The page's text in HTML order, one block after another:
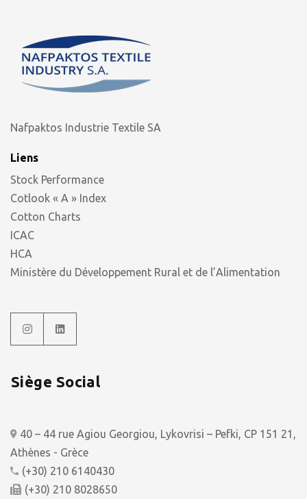
Nafpaktos Industrie Textile SA
Liens
Stock Performance
Cotlook « A » Index
Cotton Charts
ICAC
HCA
Ministère du Développement Rural et de l’Alimentation
Siège Social
40 – 44 rue Agiou Georgiou, Lykovrisi – Pefki, CP 151 21,
Athènes - Grèce
(+30) 210 6140430
(+30) 210 8028650